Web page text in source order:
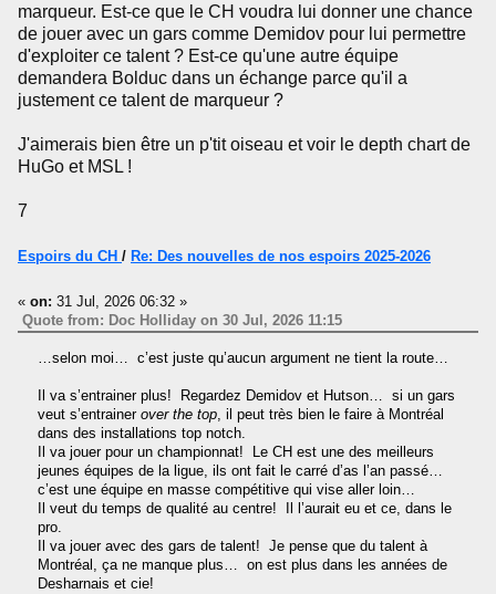
marqueur. Est-ce que le CH voudra lui donner une chance
de jouer avec un gars comme Demidov pour lui permettre
d'exploiter ce talent ? Est-ce qu'une autre équipe
demandera Bolduc dans un échange parce qu'il a
justement ce talent de marqueur ?
J'aimerais bien être un p'tit oiseau et voir le depth chart de
HuGo et MSL !
7
Espoirs du CH / Re: Des nouvelles de nos espoirs 2025-2026
« on: 31 Jul, 2026 06:32 »
Quote from: Doc Holliday on 30 Jul, 2026 11:15
…selon moi… c’est juste qu’aucun argument ne tient la route…
Il va s’entrainer plus! Regardez Demidov et Hutson… si un gars
veut s’entrainer over the top, il peut très bien le faire à Montréal
dans des installations top notch.
Il va jouer pour un championnat! Le CH est une des meilleurs
jeunes équipes de la ligue, ils ont fait le carré d’as l’an passé…
c’est une équipe en masse compétitive qui vise aller loin…
Il veut du temps de qualité au centre! Il l’aurait eu et ce, dans le
pro.
Il va jouer avec des gars de talent! Je pense que du talent à
Montréal, ça ne manque plus… on est plus dans les années de
Desharnais et cie!